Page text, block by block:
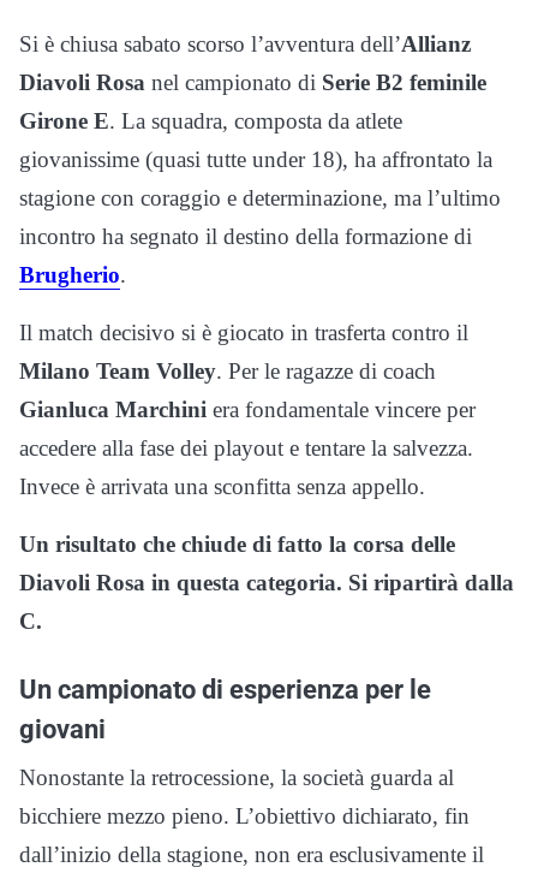
Si è chiusa sabato scorso l’avventura dell’Allianz
Diavoli Rosa nel campionato di Serie B2 feminile
Girone E. La squadra, composta da atlete
giovanissime (quasi tutte under 18), ha affrontato la
stagione con coraggio e determinazione, ma l’ultimo
incontro ha segnato il destino della formazione di
Brugherio.
Il match decisivo si è giocato in trasferta contro il
Milano Team Volley. Per le ragazze di coach
Gianluca Marchini era fondamentale vincere per
accedere alla fase dei playout e tentare la salvezza.
Invece è arrivata una sconfitta senza appello.
Un risultato che chiude di fatto la corsa delle
Diavoli Rosa in questa categoria. Si ripartirà dalla
C.
Un campionato di esperienza per le
giovani
Nonostante la retrocessione, la società guarda al
bicchiere mezzo pieno. L’obiettivo dichiarato, fin
dall’inizio della stagione, non era esclusivamente il